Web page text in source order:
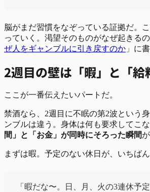
脳がまだ習慣をなぞっている証拠だ。
っていく。渇望そのものがなぜ起きるの
ぜ人をギャンブルに引き戻すのか 」に
2週目の壁は「暇」と「給
ここが一番伝えたいパートだ。
禁酒なら、2週目に不眠の第2波という
ンブルは違う。身体は何も要求してこな
間」と「お金」が同時にそろった瞬間
まずは暇。予定のない休日が、いちばん
「暇だな〜。日、月、火の3連休予